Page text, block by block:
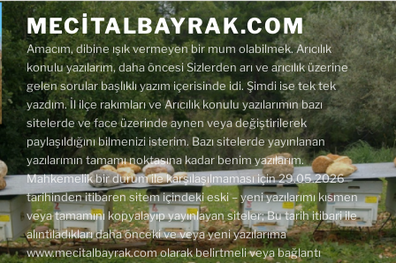
İçeriğe
geç MECITALBAYRAK.COM
Amacım, dibine ışık vermeyen bir mum olabilmek. Arıcılık
konulu yazılarım, daha öncesi Sizlerden arı ve arıcılık üzerine
gelen sorular başlıklı yazım içerisinde idi. Şimdi ise tek tek
yazdım. İl ilçe rakımları ve Arıcılık konulu yazılarımın bazı
sitelerde ve face üzerinde aynen veya değiştirilerek
paylaşıldığını bilmenizi isterim. Bazı sitelerde yayınlanan
yazılarımın tamamı noktasına kadar benim yazılarım.
Mahkemelik bir durum ile karşılaşılmaması için 29.05.2026
tarihinden itibaren sitem içindeki eski – yeni yazılarımı kısmen
veya tamamını kopyalayıp yayınlayan siteler; Bu tarih itibari ile
alıntıladıkları daha önceki ve veya yeni yazılarıma
www.mecitalbayrak.com olarak belirtmeli veya bağlantı